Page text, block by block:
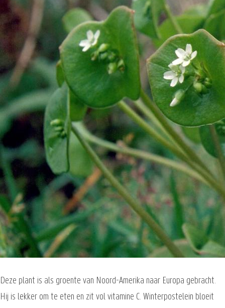
Deze plant is als groente van Noord-Amerika naar Europa gebracht.
Hij is lekker om te eten en zit vol vitamine C. Winterpostelein bloeit